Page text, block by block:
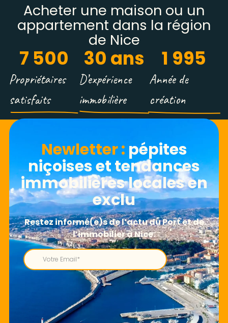
Acheter une maison ou un
appartement dans la région
de Nice
Propriétaires
satisfaits
7 500
D’expérience
immobilière
30 ans
Année de
création
1 995
Newletter​ : pépites
niçoises et tendances
immobilières locales en
exclu